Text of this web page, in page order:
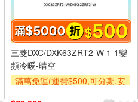
三菱DXC/DXK63ZRT2-W 1-1變
頻冷暖-晴空
滿萬免運(運費$500,可分期,安